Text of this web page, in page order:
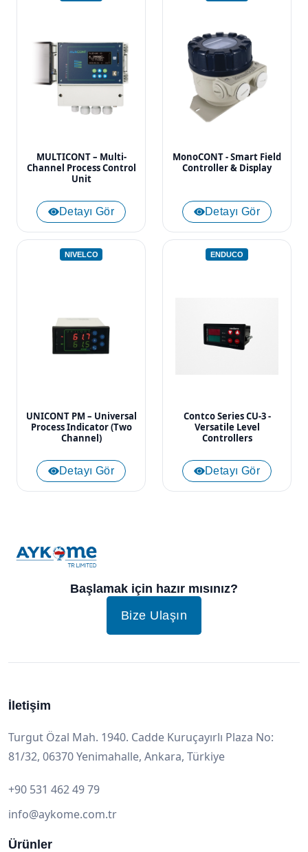
MULTICONT – Multi-
Channel Process Control
Unit
Detayı Gör
MonoCONT - Smart Field
Controller & Display
Detayı Gör
NIVELCO
UNICONT PM – Universal
Process Indicator (Two
Channel)
Detayı Gör
ENDUCO
Contco Series CU-3 -
Versatile Level
Controllers
Detayı Gör
Başlamak için hazır mısınız?
Bize Ulaşın
İletişim
Turgut Özal Mah. 1940. Cadde Kuruçayırlı Plaza No:
81/32, 06370 Yenimahalle, Ankara, Türkiye
+90 531 462 49 79
info@aykome.com.tr
Ürünler